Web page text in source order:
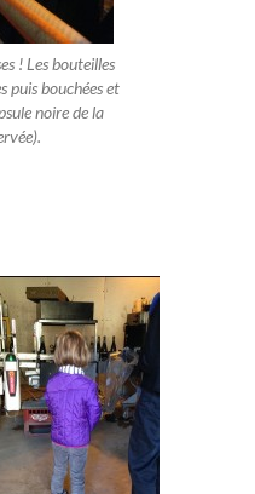
! Les bouteilles
puis bouchées et
noire de la